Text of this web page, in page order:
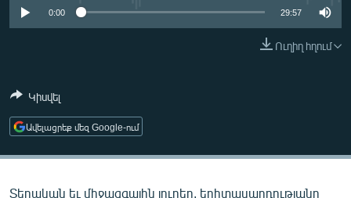
ՄԻՋԱԶԳԱՅԻՆ
ՄԵԿՆԱԲԱՆՈՒԹՅՈՒՆ
ՏՏ ԵՒ ԻՆՏԵՐՆԵՏ
ԿՈՐՈՆԱՎԻՐՈՒՍ
0:00 29:57
Ուղիղ հղում
Կիսվել
Ավելացրեք մեզ Google-ում
Տեղական եւ միջազգային լուրեր, երիտասարդությանը